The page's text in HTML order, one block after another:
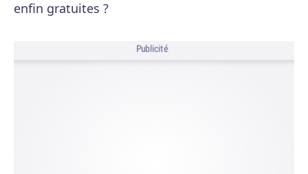
enfin gratuites ?
Publicité